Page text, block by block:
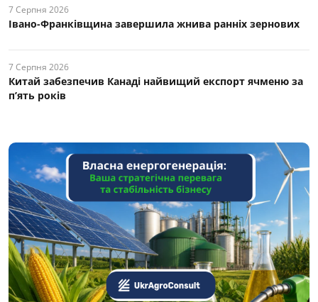
7 Серпня 2026
Івано-Франківщина завершила жнива ранніх зернових
7 Серпня 2026
Китай забезпечив Канаді найвищий експорт ячменю за
п’ять років